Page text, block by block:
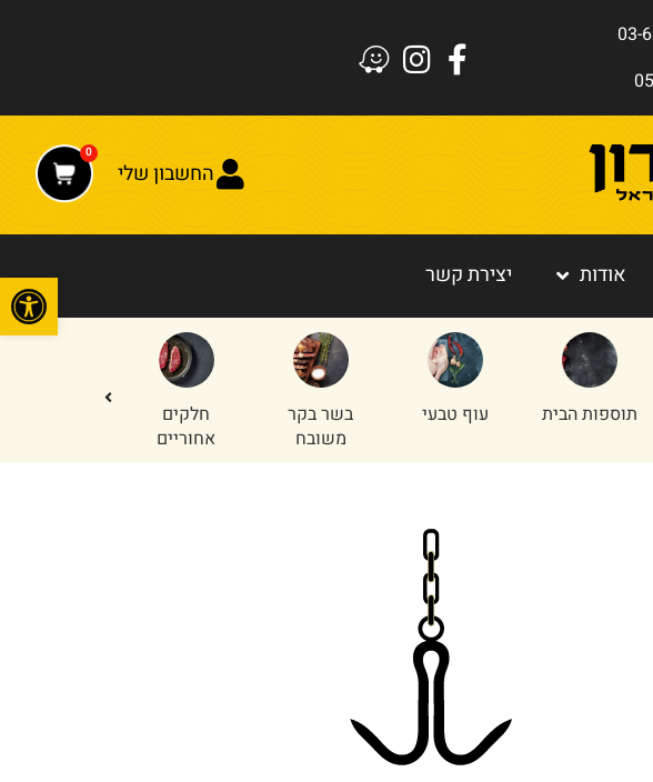
החשבון שלי
0
אודות יצירת קשר
תוספות הבית עוף טבעי
בשר בקר
משובח
חלקים
אחוריים